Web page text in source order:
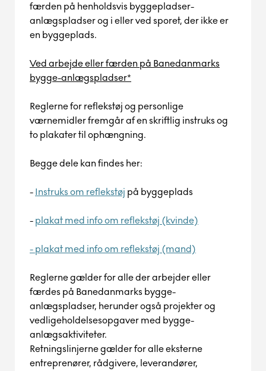
færden på henholdsvis byggepladser-
anlægspladser og i eller ved sporet, der ikke er
en byggeplads.
Ved arbejde eller færden på Banedanmarks
bygge-anlægspladser*
Reglerne for reflekstøj og personlige
værnemidler fremgår af en skriftlig instruks og
to plakater til ophængning.
Begge dele kan findes her:
- Instruks om reflekstøj på byggeplads
- plakat med info om reflekstøj (kvinde)
- plakat med info om reflekstøj (mand)
Reglerne gælder for alle der arbejder eller
færdes på Banedanmarks bygge-
anlægspladser, herunder også projekter og
vedligeholdelsesopgaver med bygge-
anlægsaktiviteter.
Retningslinjerne gælder for alle eksterne
entreprenører, rådgivere, leverandører,